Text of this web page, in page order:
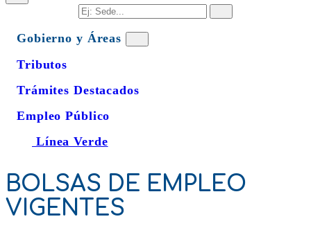
Gobierno y Áreas
Tributos
Trámites Destacados
Empleo Público
Línea Verde
BOLSAS DE EMPLEO
VIGENTES